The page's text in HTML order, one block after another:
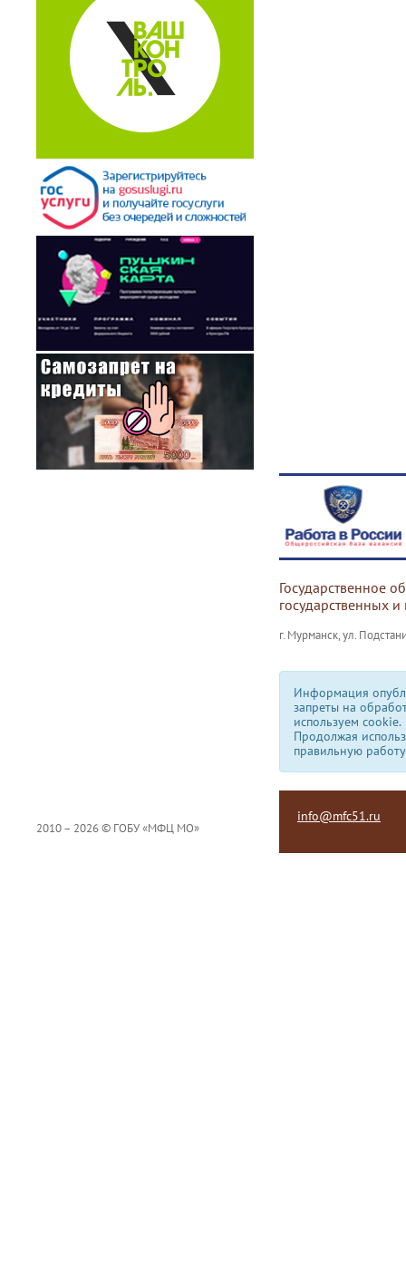
Государственное
государственных
г. Мурманск, ул.
Информация
запреты на
используем сookie.
Продолжая
правильную
2010 – 2026 © ГОБУ «МФЦ МО»
info@mfc51.ru